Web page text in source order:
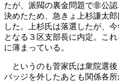
たが、派閥の裏金問題で非公
決めたため、急きょ上杉謙太
した。上杉氏は落選したが、
となる３区支部長に内定。こ
に薄まっている。
というのも菅家氏は衆院選後
バッジを外したあとも関係各